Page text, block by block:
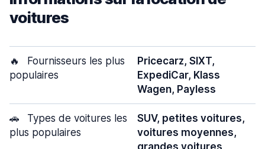
voitures
🔥
Fournisseurs les plus
populaires
Pricecarz, SIXT,
ExpediCar, Klass
Wagen, Payless
🚗
Types de voitures les
plus populaires
SUV, petites voitures,
voitures moyennes,
grandes voitures